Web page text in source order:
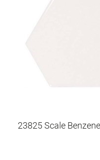
23825 Scale